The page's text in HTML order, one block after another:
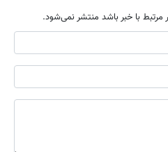
مرتبط با خبر باشد منتشر نمی‌شود.